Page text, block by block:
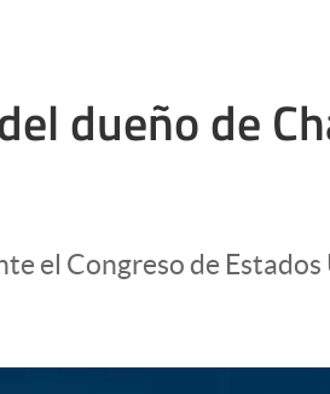
dueño de
el Congreso de